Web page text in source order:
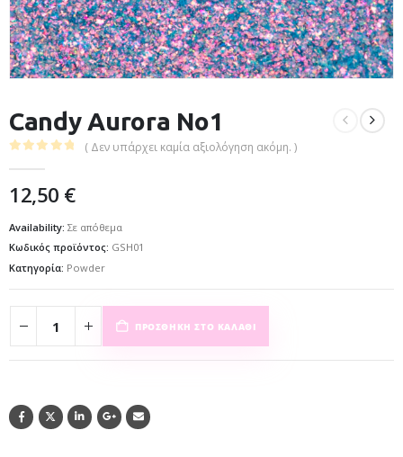
Candy Aurora No1
( Δεν υπάρχει καμία αξιολόγηση ακόμη. )
12,50 €
Availability: Σε απόθεμα
Κωδικός προϊόντος: GSH01
Κατηγορία: Powder
ΠΡΟΣΘΉΚΗ ΣΤΟ ΚΑΛΆΘΙ